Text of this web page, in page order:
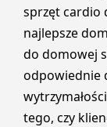
sprzęt cardio
najlepsze
do domowej
odpowiednie
tego, czy